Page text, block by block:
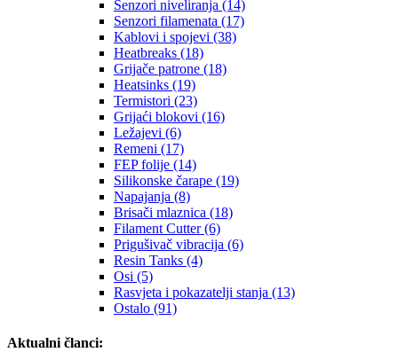
Senzori niveliranja (14)
Senzori filamenata (17)
Kablovi i spojevi (38)
Heatbreaks (18)
Grijače patrone (18)
Heatsinks (19)
Termistori (23)
Grijaći blokovi (16)
Ležajevi (6)
Remeni (17)
FEP folije (14)
Silikonske čarape (19)
Napajanja (8)
Brisači mlaznica (18)
Filament Cutter (6)
Prigušivač vibracija (6)
Resin Tanks (4)
Osi (5)
Rasvjeta i pokazatelji stanja (13)
Ostalo (91)
Aktualni članci: